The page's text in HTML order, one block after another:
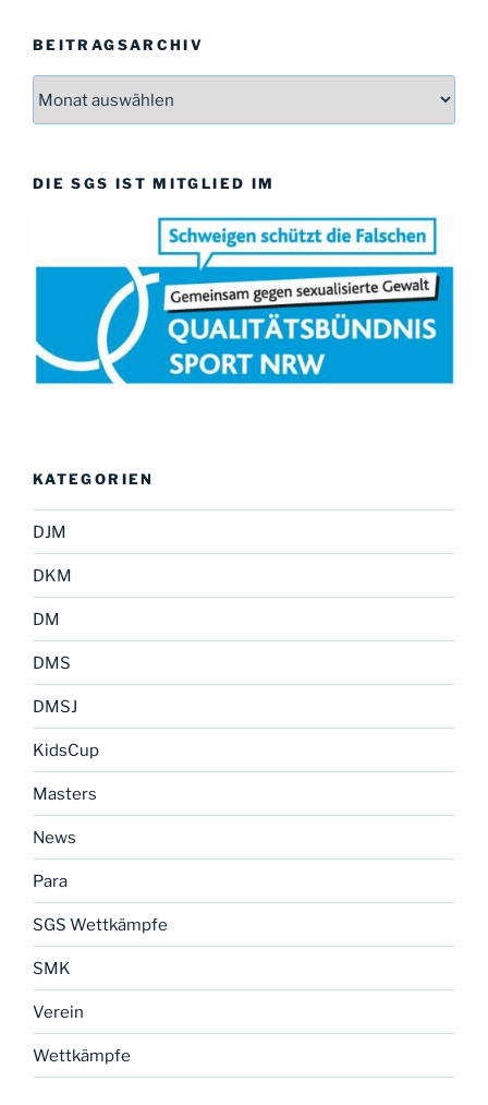
BEITRAGSARCHIV
DIE SGS IST MITGLIED IM
KATEGORIEN
DJM
DKM
DM
DMS
DMSJ
KidsCup
Masters
News
Para
SGS Wettkämpfe
SMK
Verein
Wettkämpfe